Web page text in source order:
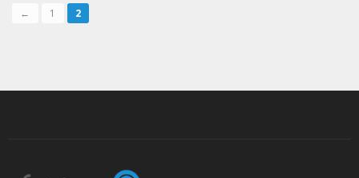
← 1 2